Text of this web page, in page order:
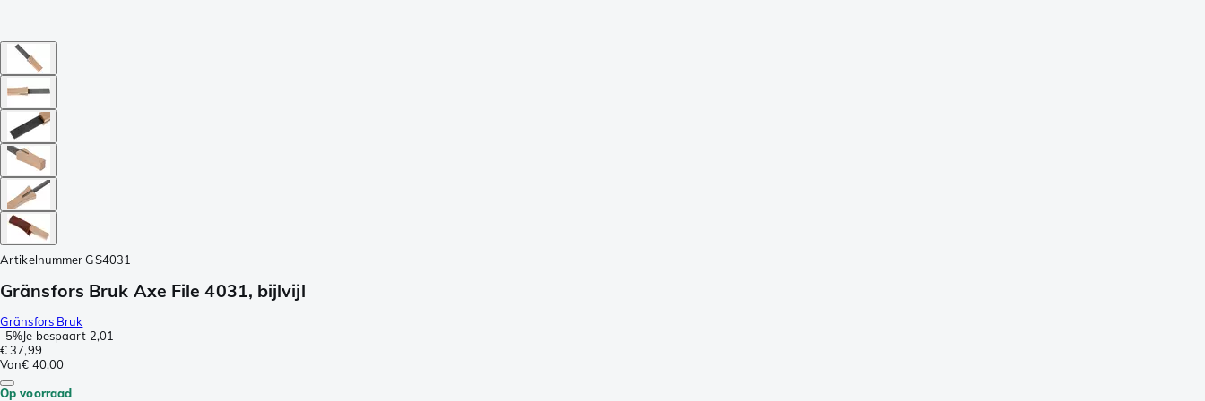
Artikelnummer GS4031
Gränsfors Bruk Axe File 4031, bijlvijl
Gränsfors Bruk
-5%Je bespaart 2,01
€ 37,99
Van€ 40,00
Op voorraad